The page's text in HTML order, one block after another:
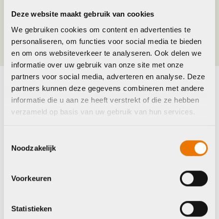
Deze website maakt gebruik van cookies
We gebruiken cookies om content en advertenties te
personaliseren, om functies voor social media te bieden
en om ons websiteverkeer te analyseren. Ook delen we
informatie over uw gebruik van onze site met onze
partners voor social media, adverteren en analyse. Deze
partners kunnen deze gegevens combineren met andere
informatie die u aan ze heeft verstrekt of die ze hebben
verzameld op basis van uw gebruik van hun services.
Noodzakelijk
Voorkeuren
Statistieken
Kleur BLACK
Maak je fiets compleet
Bekijk alle accessoires
BBB